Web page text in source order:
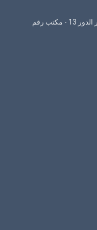
مركز زين للأعمال - برج المنصور الدور 13 - مكتب رقم